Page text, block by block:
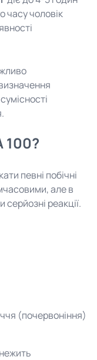
часу чоловік
100?
певні побічні
але в
реакції.
(почервоніння)